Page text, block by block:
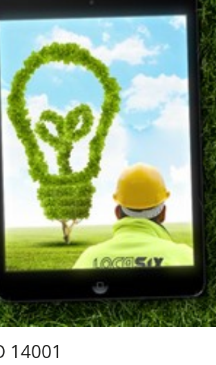
14001